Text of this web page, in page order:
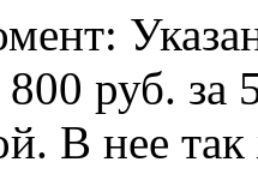
руб. за
В нее